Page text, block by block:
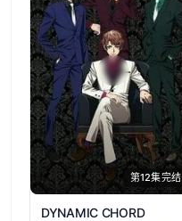
第12集完结
DYNAMIC CHORD